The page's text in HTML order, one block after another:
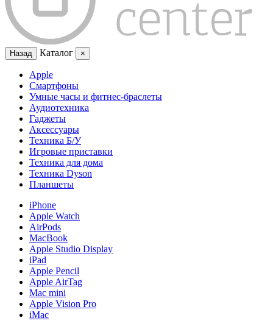
Назад Каталог ×
Apple
Смартфоны
Умные часы и фитнес-браслеты
Аудиотехника
Гаджеты
Аксессуары
Техника Б/У
Игровые приставки
Техника для дома
Техника Dyson
Планшеты
iPhone
Apple Watch
AirPods
MacBook
Apple Studio Display
iPad
Apple Pencil
Apple AirTag
Mac mini
Apple Vision Pro
iMac